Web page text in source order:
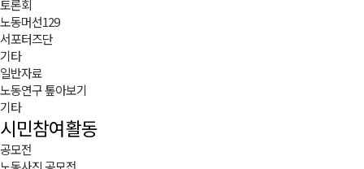
토론회
노동머선129
서포터즈단
기타
일반자료
노동연구 톺아보기
기타
시민참여활동
공모전